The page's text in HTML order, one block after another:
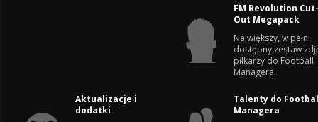
FM Revolution
Out Megapack
Największy, w pełni
dostępny zestaw
piłkarzy do Football
Managera.
Aktualizacje i
dodatki
Talenty do
Managera